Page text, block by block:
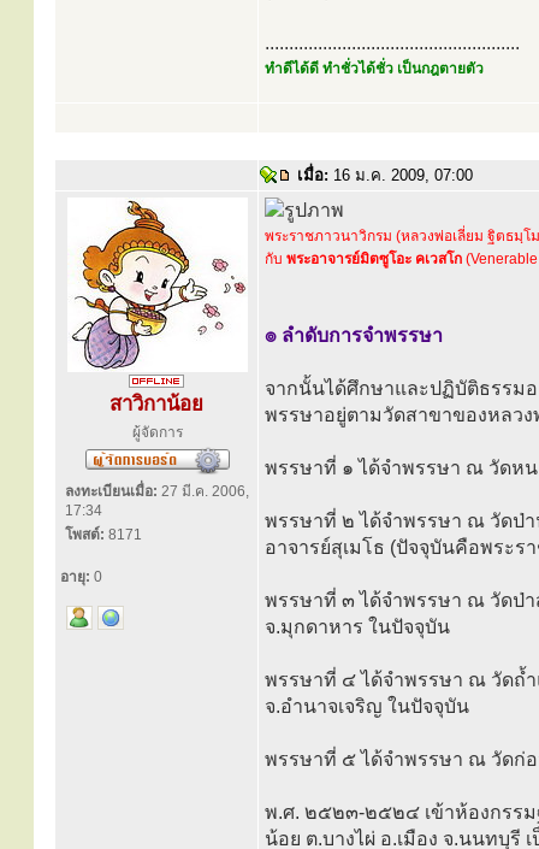
.....................................................
ทำดีได้ดี ทำชั่วได้ชั่ว เป็นกฎตายตัว
เมื่อ: 16 ม.ค. 2009, 07:00
สาวิกาน้อย
ผู้จัดการ
ลงทะเบียนเมื่อ: 27 มี.ค. 2006,
17:34
โพสต์: 8171
อายุ: 0
พระราชภาวนาวิกรม (หลวงพ่อเลี่ยม ฐิตธมฺ
กับ พระอาจารย์มิตซูโอะ คเวสโก
๏ ลำดับการจำพรรษา
จากนั้นได้ศึกษาและปฏิบัติธรรม
พรรษาอยู่ตามวัดสาขาของหลว
พรรษาที่ ๑ ได้จำพรรษา ณ วัดห
พรรษาที่ ๒ ได้จำพรรษา ณ วัดป่
อาจารย์สุเมโธ (ปัจจุบันคือพระร
พรรษาที่ ๓ ได้จำพรรษา ณ วัดป่
จ.มุกดาหาร ในปัจจุบัน
พรรษาที่ ๔ ได้จำพรรษา ณ วัดถ้
จ.อำนาจเจริญ ในปัจจุบัน
พรรษาที่ ๕ ได้จำพรรษา ณ วัดก่
พ.ศ. ๒๕๒๓-๒๕๒๔ เข้าห้องกรร
น้อย ต.บางไผ่ อ.เมือง จ.นนทบุรี เ